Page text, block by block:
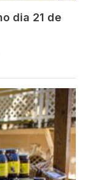
dia 21 de